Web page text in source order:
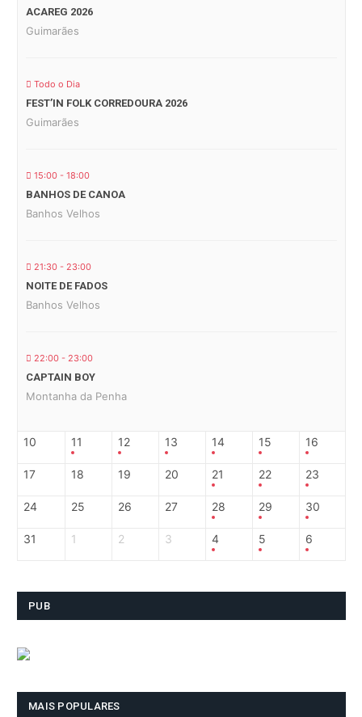
ACAREG 2026
Guimarães
Todo o Dia
FEST’IN FOLK CORREDOURA 2026
Guimarães
15:00 - 18:00
BANHOS DE CANOA
Banhos Velhos
21:30 - 23:00
NOITE DE FADOS
Banhos Velhos
22:00 - 23:00
CAPTAIN BOY
Montanha da Penha
10 11 12 13 14 15 16
17 18 19 20 21 22 23
24 25 26 27 28 29 30
31 1 2 3 4 5 6
PUB
MAIS POPULARES